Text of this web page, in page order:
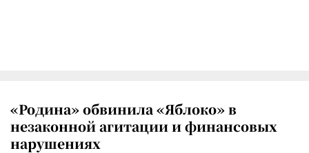
«Родина» обвинила «Яблоко» в
незаконной агитации и финансовых
нарушениях